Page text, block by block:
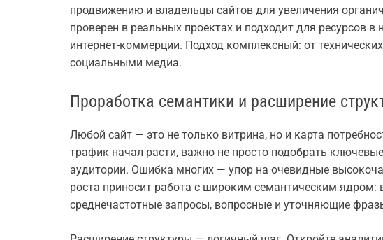
продвижению и владельцы сайтов для увеличения
проверен в реальных проектах и подходит для ресурсов в
интернет-коммерции. Подход комплексный: от
социальными медиа.
Проработка семантики и расширение
Любой сайт — это не только витрина, но и карта
трафик начал расти, важно не просто подобрать
аудитории. Ошибка многих — упор на очевидные
роста приносит работа с широким семантическим ядром:
среднечастотные запросы, вопросные и уточняющие